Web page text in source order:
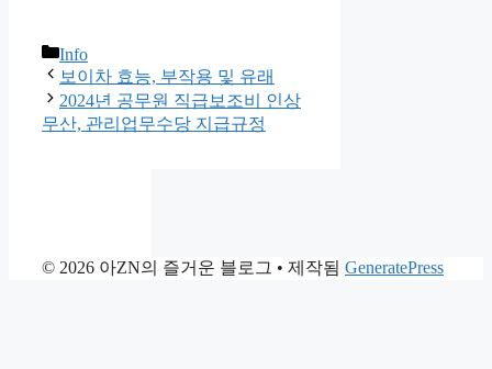
카
테
고
리
Info
보이차 효능, 부작용 및 유래
2024년 공무원 직급보조비 인상
무산, 관리업무수당 지급규정
© 2026 아ZN의 즐거운 블로그 • 제작됨 GeneratePress